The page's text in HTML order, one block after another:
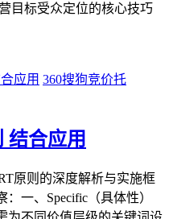
目标受众定位的核心技巧
360搜狗竞价托
结合应用
原则的深度解析与实施框
一、Specific（具体性）